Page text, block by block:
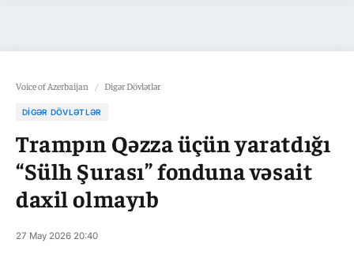
Voice of Azerbaijan / Digər Dövlətlər
DIGƏR DÖVLƏTLƏR
Trampın Qəzza üçün yaratdığı
“Sülh Şurası” fonduna vəsait
daxil olmayıb
27 May 2026 20:40